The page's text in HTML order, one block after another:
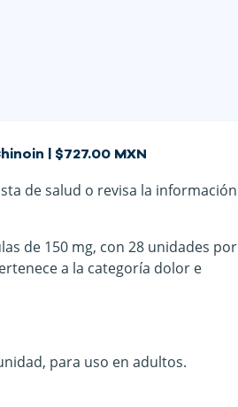
| $727.00 MXN
de salud o revisa la información
de 150 mg, con 28 unidades por
a la categoría dolor e
para uso en adultos.